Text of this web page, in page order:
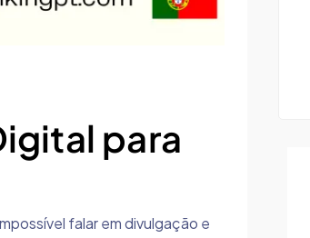
para
falar em divulgação e